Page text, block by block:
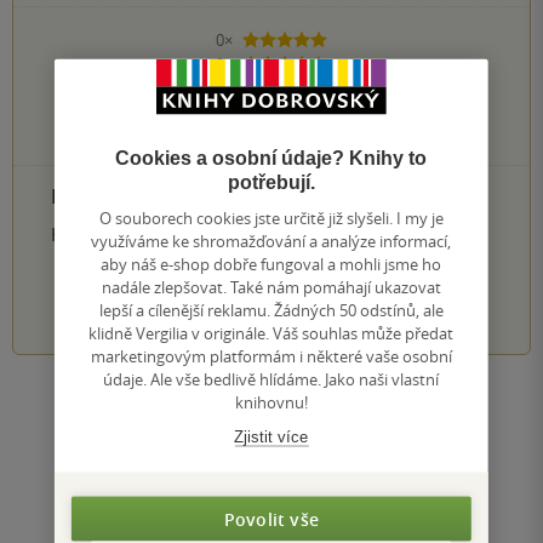
0×
5 hvězdiček
0×
4 hvězdičky
0×
3 hvězdičky
0×
2 hvězdičky
PŘIDEJTE SVÉ HODNOCENÍ PRODUKTU
Hodnocení našich knihkupců: 0.0 z 5
1 2 3 4 5
Zobrazit všechna hodnocení
Cookies a osobní údaje? Knihy to
potřebují.
O souborech cookies jste určitě již slyšeli. I my je
využíváme ke shromažďování a analýze informací,
aby náš e-shop dobře fungoval a mohli jsme ho
nadále zlepšovat. Také nám pomáhají ukazovat
lepší a cílenější reklamu. Žádných 50 odstínů, ale
klidně Vergilia v originále. Váš souhlas může předat
marketingovým platformám i některé vaše osobní
údaje. Ale vše bedlivě hlídáme. Jako naši vlastní
knihovnu!
Zjistit více
Povolit vše